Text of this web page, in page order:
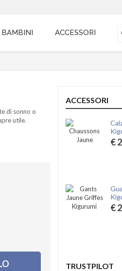
BAMBINI ACCESSORI
di sonno o
utile.
ACCESSORI
€
€
TRUSTPILOT